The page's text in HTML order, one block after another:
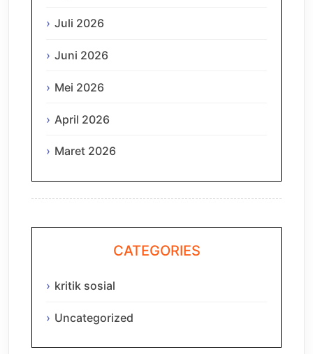
Juli 2026
Juni 2026
Mei 2026
April 2026
Maret 2026
CATEGORIES
kritik sosial
Uncategorized